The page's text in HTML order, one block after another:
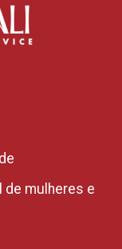
de mulheres e